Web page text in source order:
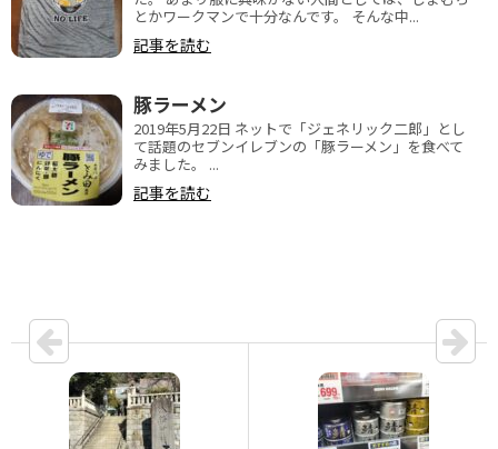
とかワークマンで十分なんです。 そんな中...
記事を読む
豚ラーメン
2019年5月22日 ネットで「ジェネリック二郎」とし
て話題のセブンイレブンの「豚ラーメン」を食べて
みました。 ...
記事を読む